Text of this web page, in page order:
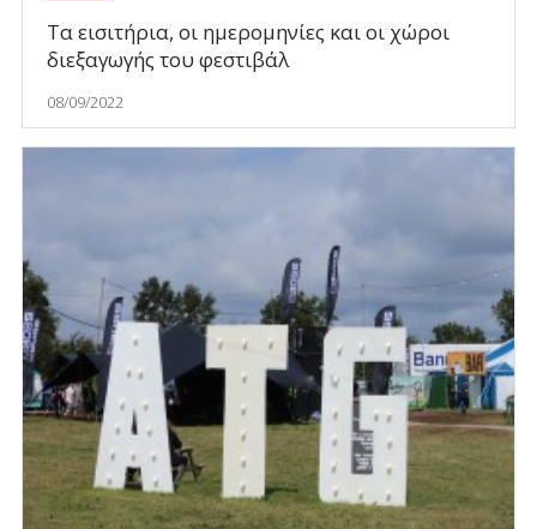
Τα εισιτήρια, οι ημερομηνίες και οι χώροι
διεξαγωγής του φεστιβάλ
08/09/2022